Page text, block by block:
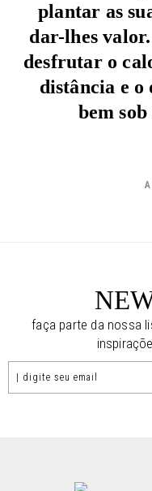
plantar as
dar-lhes
desfrutar o
distância e o
bem
faça parte da nossa